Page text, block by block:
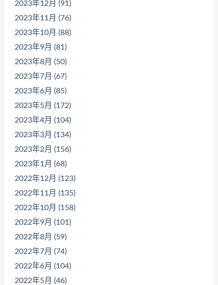
2023年12月 (91)
2023年11月 (76)
2023年10月 (88)
2023年9月 (81)
2023年8月 (50)
2023年7月 (67)
2023年6月 (85)
2023年5月 (172)
2023年4月 (104)
2023年3月 (134)
2023年2月 (156)
2023年1月 (68)
2022年12月 (123)
2022年11月 (135)
2022年10月 (158)
2022年9月 (101)
2022年8月 (59)
2022年7月 (74)
2022年6月 (104)
2022年5月 (46)